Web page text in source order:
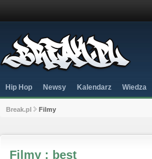
Hip Hop Newsy Kalendarz Wiedza
Break.pl Filmy
Filmy : best